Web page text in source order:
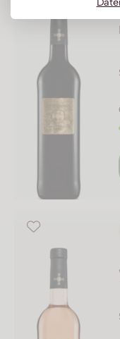
Obstbrand
Brandy | Weinbrand